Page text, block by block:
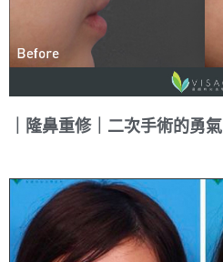
｜隆鼻重修｜二次手術的勇氣